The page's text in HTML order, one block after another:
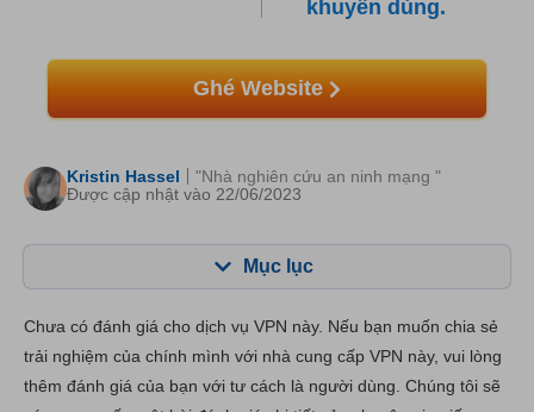
khuyên dùng.
Ghé Website
Kristin Hassel
Được cập nhật vào 22/06/2023
"Nhà nghiên cứu an ninh mạng "
Mục lục
Tính năng chính 6.5
Cài đặt & Ứng dụng 6.3
Chưa có đánh giá cho dịch vụ VPN này. Nếu bạn muốn chia sẻ
trải nghiệm của chính mình với nhà cung cấp VPN này, vui lòng
thêm đánh giá của bạn với tư cách là người dùng. Chúng tôi sẽ